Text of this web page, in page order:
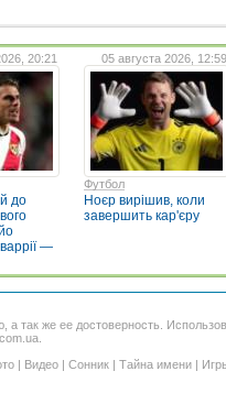
20:21
до
—
05 августа 2026, 12:59
Футбол
Ноєр вирішив, коли
завершить кар'єру
так же ее достоверность.
| Видео | Сонник | Тайна имени |